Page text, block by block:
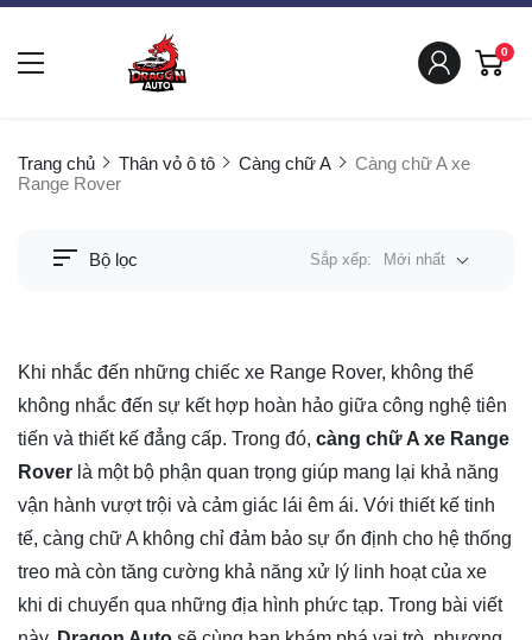
0
Trang chủ Thân vỏ ô tô Càng chữ A
Càng chữ A xe
Range Rover
Bộ lọc Sắp xếp: Mới nhất
Khi nhắc đến những chiếc xe Range Rover, không thể
không nhắc đến sự kết hợp hoàn hảo giữa công nghệ tiên
tiến và thiết kế đẳng cấp. Trong đó, càng chữ A xe Range
Rover là một bộ phận quan trọng giúp mang lại khả năng
vận hành vượt trội và cảm giác lái êm ái. Với thiết kế tinh
tế, càng chữ A không chỉ đảm bảo sự ổn định cho hệ thống
treo mà còn tăng cường khả năng xử lý linh hoạt của xe
khi di chuyển qua những địa hình phức tạp. Trong bài viết